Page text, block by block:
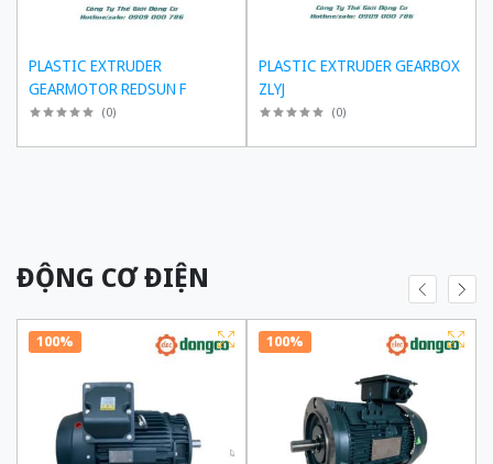
PLASTIC EXTRUDER
GEARMOTOR REDSUN F
(0)
PLASTIC EXTRUDER GEARBOX
ZLYJ
(0)
ĐỘNG CƠ ĐIỆN
100% 100%